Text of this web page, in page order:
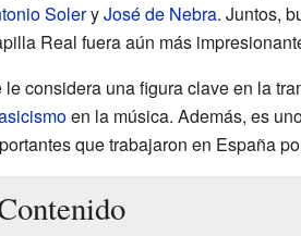
SoleryJosé de Nebra. Juntos,
Real fuera aún más
le considera una figura clave en la
en la música. Además, es
que trabajaron en España